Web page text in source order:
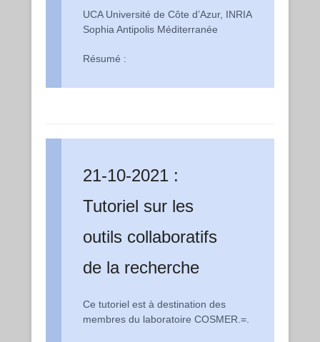
UCA Université de Côte d’Azur, INRIA
Sophia Antipolis Méditerranée
Résumé :
21-10-2021 :
Tutoriel sur les
outils collaboratifs
de la recherche
Ce tutoriel est à destination des
membres du laboratoire COSMER.=.